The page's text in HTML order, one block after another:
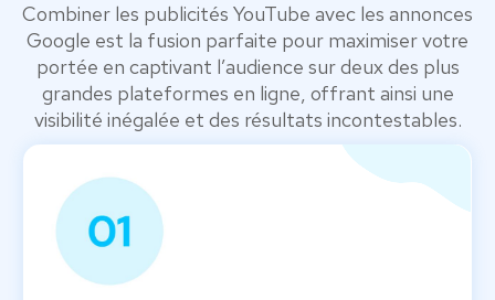
Combiner les publicités YouTube avec les annonces
Google est la fusion parfaite pour maximiser votre
portée en captivant l’audience sur deux des plus
grandes plateformes en ligne, offrant ainsi une
visibilité inégalée et des résultats incontestables.